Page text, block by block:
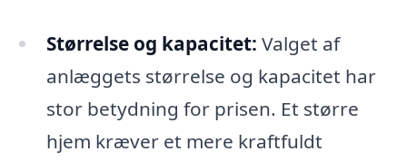
Størrelse og kapacitet: Valget af
anlæggets størrelse og kapacitet har
stor betydning for prisen. Et større
hjem kræver et mere kraftfuldt